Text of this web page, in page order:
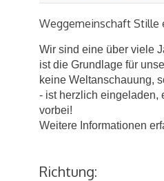
Weggemeinschaft Stille
Wir sind eine über viele
ist die Grundlage für
keine Welt­anschauung,
- ist herzlich eingeladen,
vorbei!
Weitere Informationen
Richtung: